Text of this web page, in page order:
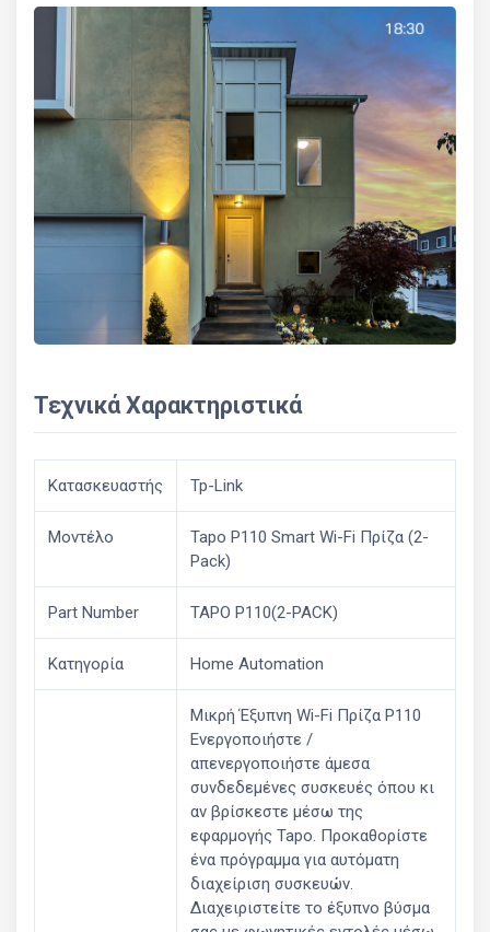
Τεχνικά Χαρακτηριστικά
Κατασκευαστής Tp-Link
Μοντέλο
Tapo P110 Smart Wi-Fi Πρίζα (2-
Pack)
Part Number TAPO P110(2-PACK)
Κατηγορία Home Automation
Μικρή Έξυπνη Wi-Fi Πρίζα P110
Ενεργοποιήστε /
απενεργοποιήστε άμεσα
συνδεδεμένες συσκευές όπου κι
αν βρίσκεστε μέσω της
εφαρμογής Tapo. Προκαθορίστε
ένα πρόγραμμα για αυτόματη
διαχείριση συσκευών.
Διαχειριστείτε το έξυπνο βύσμα